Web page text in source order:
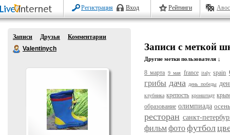
Регистрация Вход Рейтинги
Записи Друзья
Комментарии
Valentinych
Записи с меткой
Другие метки пользователя ↓
8 марта 9 мая france italy spain
грибы дача день победы
клубника крепость кронштадт
образование олимпиада осень
ресторан санкт-
фильмфотофутбол